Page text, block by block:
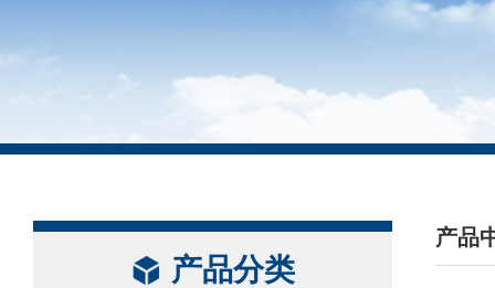
产品分类
产品
/